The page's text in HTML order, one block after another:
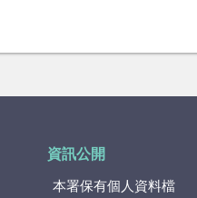
資訊公開
本署保有個人資料檔